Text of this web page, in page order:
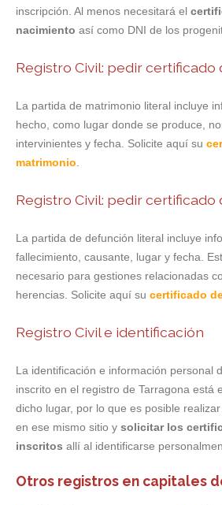
inscripción. Al menos necesitará el
nacimiento así como DNI de los
Registro Civil: pedir certificado
La partida de matrimonio literal incluye
hecho, como lugar donde se produce,
intervinientes y fecha. Solicite aquí su
matrimonio.
Registro Civil: pedir certificado
La partida de defunción literal incluye
fallecimiento, causante, lugar y fecha.
necesario para gestiones relacionadas
herencias. Solicite aquí su certificado
Registro Civil e identificación
La identificación e información personal
inscrito en el registro de Tarragona está
dicho lugar, por lo que es posible
en ese mismo sitio y solicitar los
inscritos allí al identificarse
Otros registros en capitales